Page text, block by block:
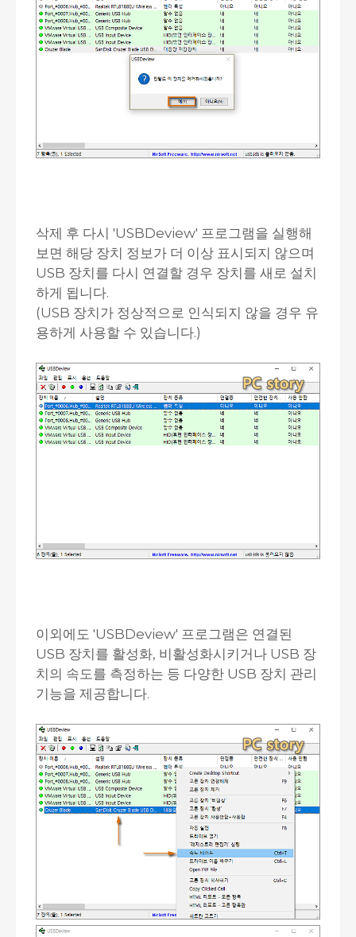
삭제 후 다시 'USBDeview' 프로그램을 실행해
보면 해당 장치 정보가 더 이상 표시되지 않으며
USB 장치를 다시 연결할 경우 장치를 새로 설치
하게 됩니다.
(USB 장치가 정상적으로 인식되지 않을 경우 유
용하게 사용할 수 있습니다.)
이외에도 'USBDeview' 프로그램은 연결된
USB 장치를 활성화, 비활성화시키거나 USB 장
치의 속도를 측정하는 등 다양한 USB 장치 관리
기능을 제공합니다.